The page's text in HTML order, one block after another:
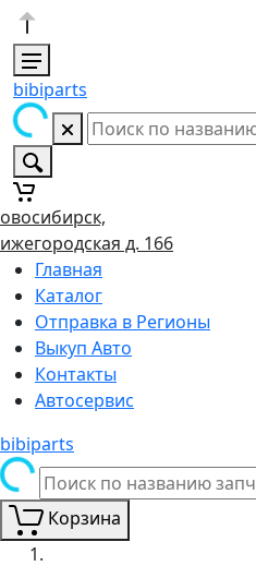
bibiparts
д. 166
Главная
Каталог
Отправка в Регионы
Выкуп Авто
Контакты
Автосервис
bibiparts
Корзина